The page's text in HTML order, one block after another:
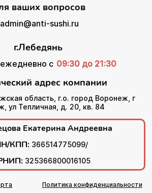
ваших вопросов
admin@anti-sushi.ru
г.Лебедянь
с 09:30 до 21:30
адрес компании
область, г.о. город Воронеж, г
ул Тепличная, д. 20, кв. 84
Екатерина Андреевна
КПП: 366514775099/
325366800016105
Политика конфиденциальности